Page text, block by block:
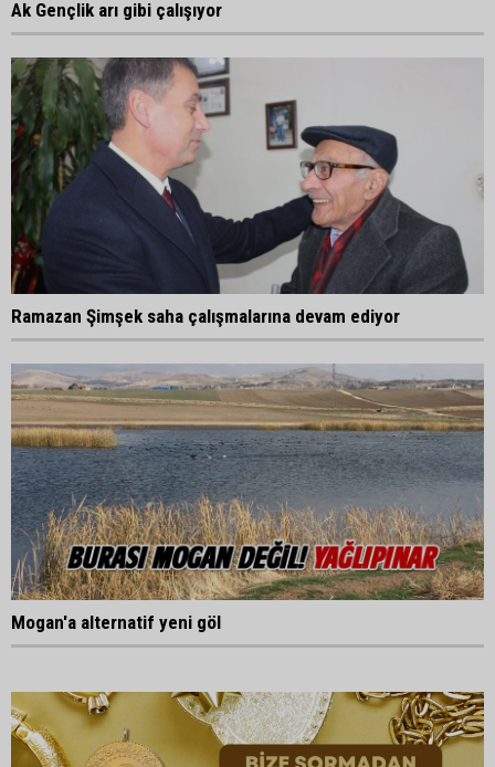
Ak Gençlik arı gibi çalışıyor
Ramazan Şimşek saha çalışmalarına devam ediyor
Mogan'a alternatif yeni göl